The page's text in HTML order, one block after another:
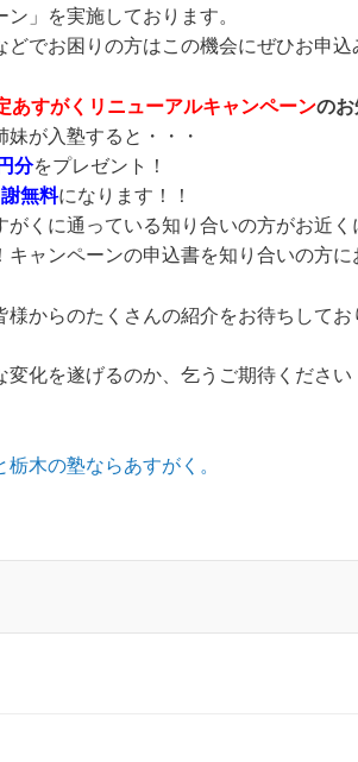
」を実施しております。
でお困りの方はこの機会にぜひお申込
あすがくリニューアルキャンペーンの
が入塾すると・・・
分をプレゼント！
無料になります！！
に通っている知り合いの方がお近く
ンペーンの申込書を知り合いの方に
からのたくさんの紹介をお待ちしてお
化を遂げるのか、乞うご期待くださ
木の塾ならあすがく。